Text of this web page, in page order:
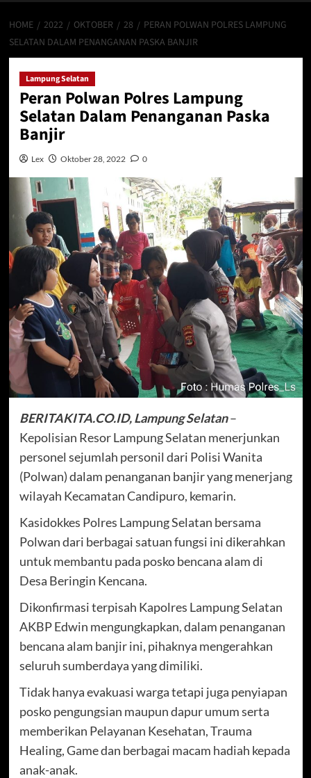
HOME 2022 OKTOBER 28
PERAN POLWAN POLRES LAMPUNG
SELATAN DALAM PENANGANAN PASKA BANJIR
Lampung Selatan
Peran Polwan Polres Lampung
Selatan Dalam Penanganan Paska
Banjir
Lex Oktober 28, 2022 0
BERITAKITA.CO.ID, Lampung Selatan–
Kepolisian Resor Lampung Selatan menerjunkan
personel sejumlah personil dari Polisi Wanita
(Polwan) dalam penanganan banjir yang menerjang
wilayah Kecamatan Candipuro, kemarin.
Kasidokkes Polres Lampung Selatan bersama
Polwan dari berbagai satuan fungsi ini dikerahkan
untuk membantu pada posko bencana alam di
Desa Beringin Kencana.
Dikonfirmasi terpisah Kapolres Lampung Selatan
AKBP Edwin mengungkapkan, dalam penanganan
bencana alam banjir ini, pihaknya mengerahkan
seluruh sumberdaya yang dimiliki.
Tidak hanya evakuasi warga tetapi juga penyiapan
posko pengungsian maupun dapur umum serta
memberikan Pelayanan Kesehatan, Trauma
Healing, Game dan berbagai macam hadiah kepada
anak-anak.